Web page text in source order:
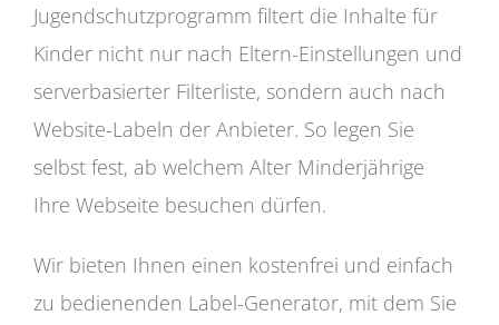
Jugendschutzprogramm filtert die Inhalte für
Kinder nicht nur nach Eltern-Einstellungen und
serverbasierter Filterliste, sondern auch nach
Website-Labeln der Anbieter. So legen Sie
selbst fest, ab welchem Alter Minderjährige
Ihre Webseite besuchen dürfen.
Wir bieten Ihnen einen kostenfrei und einfach
zu bedienenden Label-Generator, mit dem Sie